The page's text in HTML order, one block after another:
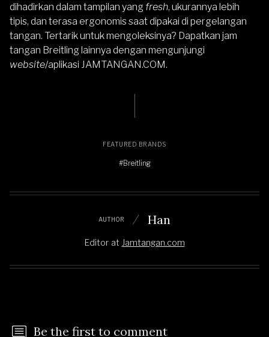
dihadirkan dalam tampilan yang fresh, ukurannya lebih
tipis, dan terasa ergonomis saat dipakai di pergelangan
tangan. Tertarik untuk mengoleksinya? Dapatkan jam
tangan Breitling lainnya dengan mengunjungi
website/aplikasi JAMTANGAN.COM.
FEATURED BRANDS
#Breitling
AUTHOR Han
Editor at Jamtangan.com
Be the first to comment